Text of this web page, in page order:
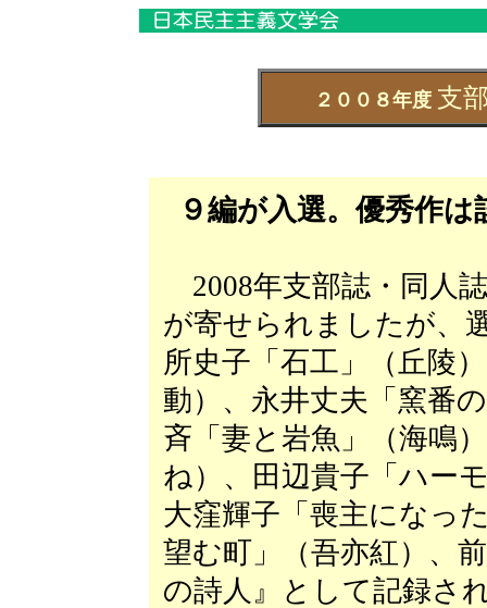
２００８年度 支
９編が入選。優秀作は
2008年支部誌・同人
が寄せられましたが、
所史子「石工」（丘陵
動）、永井丈夫「窯番
斉「妻と岩魚」（海鳴
ね）、田辺貴子「ハー
大窪輝子「喪主になっ
望む町」（吾亦紅）、
の詩人』として記録さ